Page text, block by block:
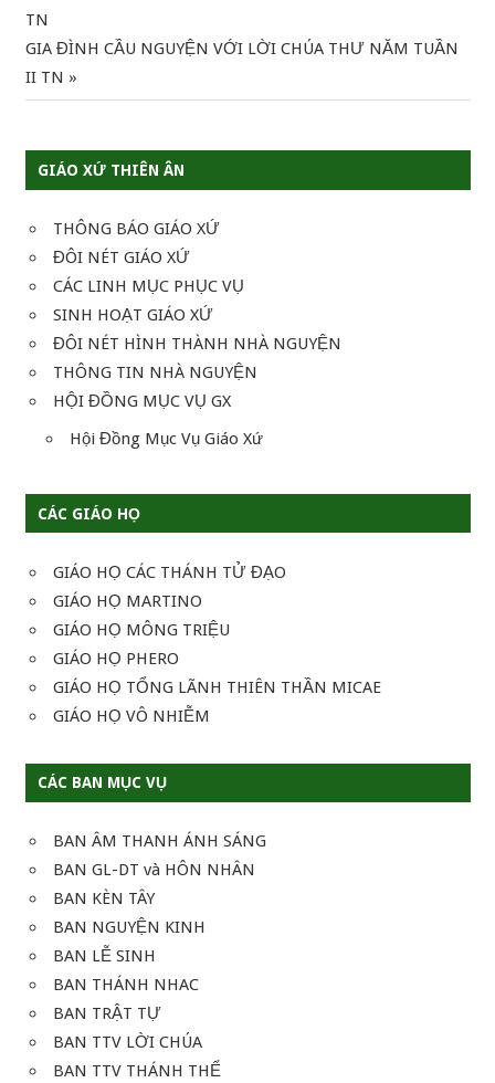
GIÁO XỨ THIÊN ÂN
THÔNG BÁO GIÁO XỨ
ĐÔI NÉT GIÁO XỨ
CÁC LINH MỤC PHỤC VỤ
SINH HOẠT GIÁO XỨ
ĐÔI NÉT HÌNH THÀNH NHÀ NGUYỆN
THÔNG TIN NHÀ NGUYỆN
HỘI ĐỒNG MỤC VỤ GX
Hội Đồng Mục Vụ Giáo Xứ
CÁC GIÁO HỌ
GIÁO HỌ CÁC THÁNH TỬ ĐẠO
GIÁO HỌ MARTINO
GIÁO HỌ MÔNG TRIỆU
GIÁO HỌ PHERO
GIÁO HỌ TỔNG LÃNH THIÊN THẦN MICAE
GIÁO HỌ VÔ NHIỄM
CÁC BAN MỤC VỤ
BAN ÂM THANH ÁNH SÁNG
BAN GL-DT và HÔN NHÂN
BAN KÈN TÂY
BAN NGUYỆN KINH
BAN LỄ SINH
BAN THÁNH NHAC
BAN TRẬT TỰ
BAN TTV LỜI CHÚA
BAN TTV THÁNH THỂ
hướng
bài
Post:
TN
Next
Post:
GIA ĐÌNH CẦU NGUYỆN VỚI LỜI CHÚA THƯ NĂM TUẦN
II TN